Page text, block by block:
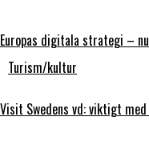
Europas digitala strategi –
Turism/kultur
Visit Swedens vd: viktigt